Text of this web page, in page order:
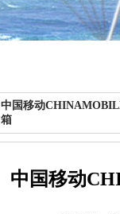
中国移动
箱
中国移动